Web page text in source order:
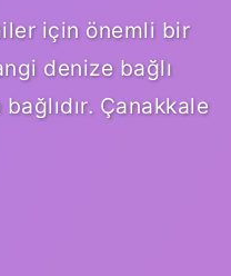
için önemli bir
denize bağlı
Çanakkale